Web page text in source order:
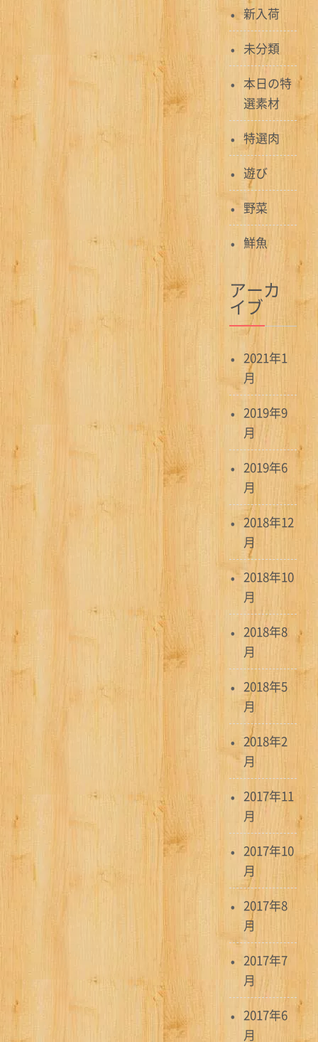
新入荷
未分類
本日の特
選素材
特選肉
遊び
野菜
鮮魚
アーカ
イブ
2021年1
月
2019年9
月
2019年6
月
2018年12
月
2018年10
月
2018年8
月
2018年5
月
2018年2
月
2017年11
月
2017年10
月
2017年8
月
2017年7
月
2017年6
月